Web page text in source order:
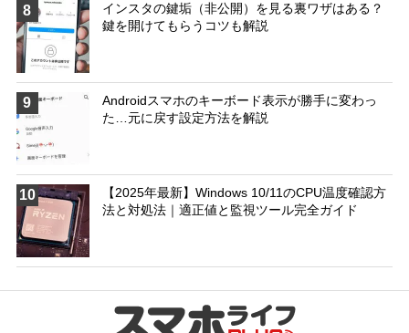
8
インスタの鍵垢（非公開）を見る裏ワザはある？
鍵を開けてもらうコツも解説
9
Androidスマホのキーボード表示が勝手に変わっ
た…元に戻す設定方法を解説
10
【2025年最新】Windows 10/11のCPU温度確認方
法と対処法｜適正値と監視ツール完全ガイド